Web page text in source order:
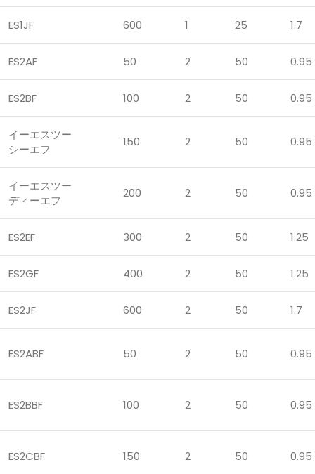
ES1JF 600 1 25 1.7
ES2AF 50 2 50 0.95
ES2BF 100 2 50 0.95
イーエスツー
シーエフ
150 2 50 0.95
イーエスツー
ディーエフ
200 2 50 0.95
ES2EF 300 2 50 1.25
ES2GF 400 2 50 1.25
ES2JF 600 2 50 1.7
ES2ABF 50 2 50 0.95
ES2BBF 100 2 50 0.95
ES2CBF 150 2 50 0.95